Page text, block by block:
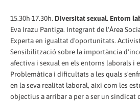
15.30h-17.30h. Diversitat sexual. Entorn
Eva Irazu Pantiga. Integrant de l'Àrea
Experta en igualtat d'oportunitats.
Sensibilització sobre la importància
afectiva i sexual en els entorns laborals i
Problemàtica i dificultats a les quals
en la seva realitat laboral, així com les
objectius a arribar a per a ser un sindicat